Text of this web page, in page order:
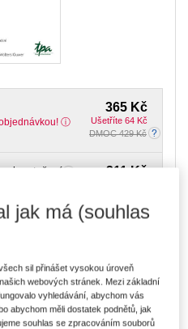
365 Kč
Ušetříte 64 Kč
DMOC 429 Kč
311 Kč
ke stažení
521 Kč
Ušetříte 273 Kč
DMOC 794 Kč
kniha
jak má (souhlas
sil přinášet vysokou úroveň
webových stránek. Mezi základní
vyhledávání, abychom vás
abychom měli dostatek podnětů, jak
souhlas se zpracováním souborů